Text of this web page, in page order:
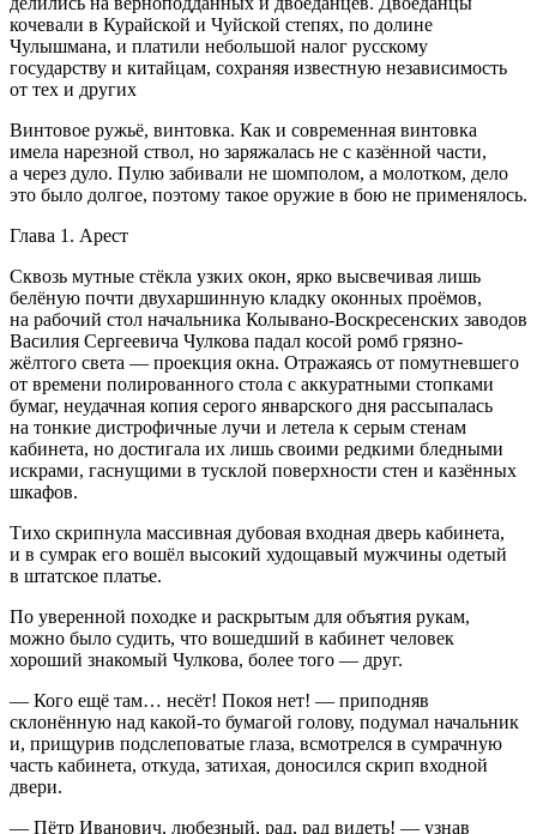
кочевали в Курайской и Чуйской степях, по долине
Чулышмана, и платили небольшой налог русскому
государству и китайцам, сохраняя известную независимость
от тех и других
Винтовое ружьё, винтовка. Как и современная винтовка
имела нарезной ствол, но заряжалась не с казённой части,
а через дуло. Пулю забивали не шомполом, а молотком, дело
это было долгое, поэтому такое оружие в бою не применялось.
Глава 1. Арест
Сквозь мутные стёкла узких окон, ярко высвечивая лишь
белёную почти двухаршинную кладку оконных проёмов,
на рабочий стол начальника Колывано-Воскресенских заводов
Василия Сергеевича Чулкова падал косой ромб грязно-
жёлтого света — проекция окна. Отражаясь от помутневшего
от времени полированного стола с аккуратными стопками
бумаг, неудачная копия серого январского дня рассыпалась
на тонкие дистрофичные лучи и летела к серым стенам
кабинета, но достигала их лишь своими редкими бледными
искрами, гаснущими в тусклой поверхности стен и казённых
шкафов.
Тихо скрипнула массивная дубовая входная дверь кабинета,
и в сумрак его вошёл высокий худощавый мужчины одетый
в штатское платье.
По уверенной походке и раскрытым для объятия рукам,
можно было судить, что вошедший в кабинет человек
хороший знакомый Чулкова, более того — друг.
— Кого ещё там… несёт! Покоя нет! — приподняв
склонённую над какой-то бумагой голову, подумал начальник
и, прищурив подслеповатые глаза, всмотрелся в сумрачную
часть кабинета, откуда, затихая, доносился скрип входной
двери.
— Пётр Иванович, любезный, рад, рад видеть! — узнав